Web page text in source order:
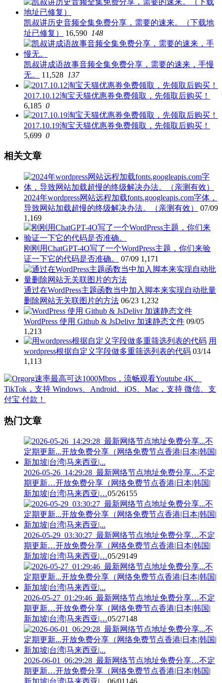
凯叔讲历史音频全集免费分享，需要的速来。（下载地
址已修复）
16,590 148
凯叔讲成语故事音频全集免费分享，需要的速来，手慢
无。
11,528 137
2017.10.12淘宝天猫优惠券免费领取，先领取后购买！
6,185 0
2017.10.19淘宝天猫优惠券免费领取，先领取后购买！
5,699 0
相关文章
2024年wordpress网站远程加载fonts.googleapis.com字体，
导致网站加载超慢的终级解决办法。（亲测有效）
07/09
1,169
刚刚用ChatGPT-4O写了一个WordPress主题，你们来验
证一下它的代码是否准确。
07/09 1,171
通过在WordPress主题函数当中加入脚本来实现自动批量
删除网站无关联图片的方法 06/23 1,232
WordPress 使用 Github & JsDelivr 加速静态文件 09/05
1,213
用
wordpress根据自定义字段做多重筛选列表的代码 03/14
1,113
热门文章
2026-05-26_14:29:28_最新网络节点地址免费分享…不定
期更新…开放免费分享（网络免费节点香港|日本|韩国|
新加坡|台湾|马来西亚|…05/26155
2026-05-29_03:30:27_最新网络节点地址免费分享…不定
期更新…开放免费分享（网络免费节点香港|日本|韩国|
新加坡|台湾|马来西亚|…05/29149
2026-05-27_01:29:46_最新网络节点地址免费分享…不定
期更新…开放免费分享（网络免费节点香港|日本|韩国|
新加坡|台湾|马来西亚|…05/27148
2026-06-01_06:29:28_最新网络节点地址免费分享…不定
期更新…开放免费分享（网络免费节点香港|日本|韩国|